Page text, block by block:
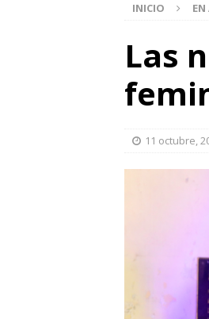
INICIO
Las
11 octubre,